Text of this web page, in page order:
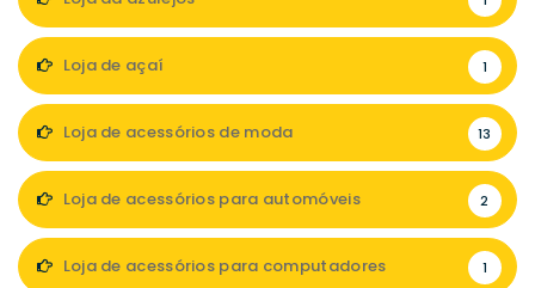
Loja de açaí 1
Loja de acessórios de moda 13
Loja de acessórios para automóveis 2
Loja de acessórios para computadores 1